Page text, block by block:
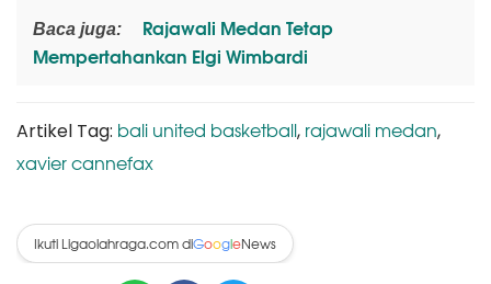
Baca juga:
Rajawali Medan Tetap
Mempertahankan Elgi Wimbardi
Artikel Tag: bali united basketball, rajawali medan,
xavier cannefax
Ikuti Ligaolahraga.com diGoogleNews